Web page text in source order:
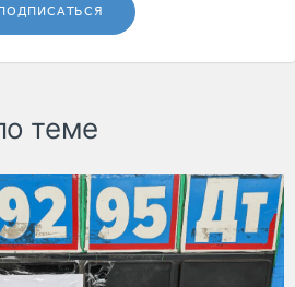
ПОДПИСАТЬСЯ
теме